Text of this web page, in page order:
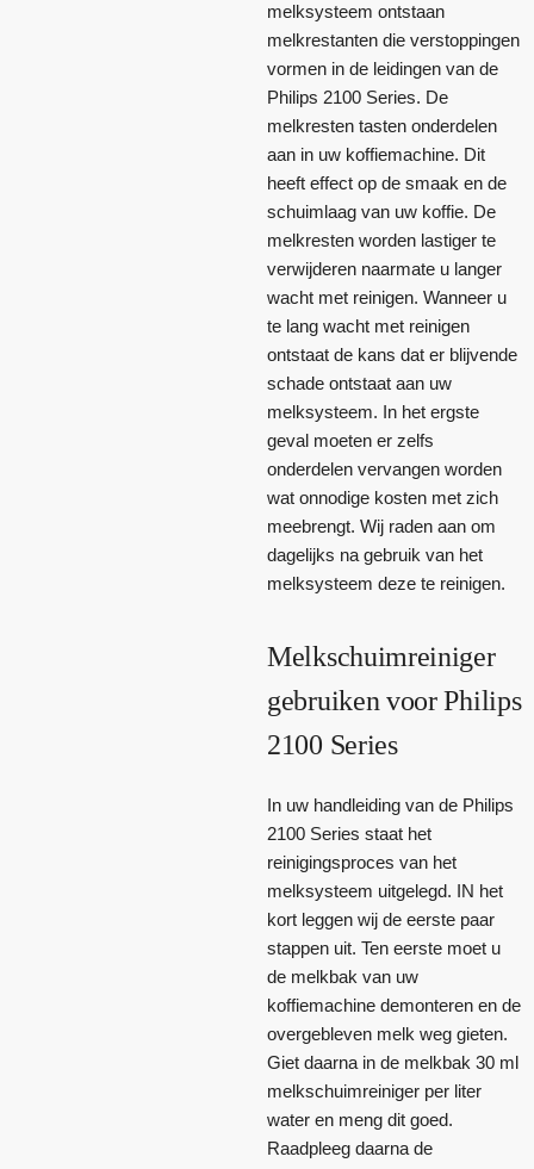
melksysteem ontstaan
melkrestanten die verstoppingen
vormen in de leidingen van de
Philips 2100 Series. De
melkresten tasten onderdelen
aan in uw koffiemachine. Dit
heeft effect op de smaak en de
schuimlaag van uw koffie. De
melkresten worden lastiger te
verwijderen naarmate u langer
wacht met reinigen. Wanneer u
te lang wacht met reinigen
ontstaat de kans dat er blijvende
schade ontstaat aan uw
melksysteem. In het ergste
geval moeten er zelfs
onderdelen vervangen worden
wat onnodige kosten met zich
meebrengt. Wij raden aan om
dagelijks na gebruik van het
melksysteem deze te reinigen.
Melkschuimreiniger
gebruiken voor Philips
2100 Series
In uw handleiding van de Philips
2100 Series staat het
reinigingsproces van het
melksysteem uitgelegd. IN het
kort leggen wij de eerste paar
stappen uit. Ten eerste moet u
de melkbak van uw
koffiemachine demonteren en de
overgebleven melk weg gieten.
Giet daarna in de melkbak 30 ml
melkschuimreiniger per liter
water en meng dit goed.
Raadpleeg daarna de